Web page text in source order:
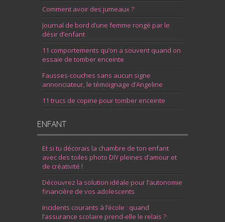
Comment avoir des jumeaux ?
Journal de bord d’une femme rongé par le
désir d’enfant
11 comportements qu’on a souvent quand on
essaie de tomber enceinte
Fausses-couches sans aucun signe
annonciateur, le témoignage d’Angeline
11 trucs de copine pour tomber enceinte
ENFANT
Et si tu décorais la chambre de ton enfant
avec des toiles photo DIY pleines d’amour et
de créativité !
Découvrez la solution idéale pour l’autonomie
financière de vos adolescents
Incidents courants à l’école : quand
l’assurance scolaire prend-elle le relais ?